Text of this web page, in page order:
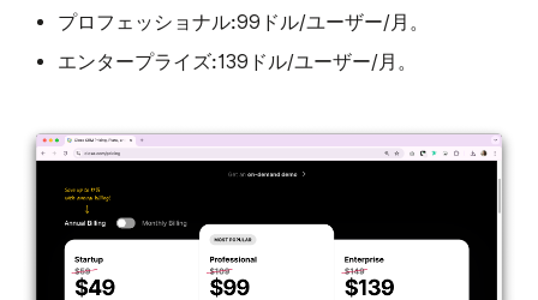
プロフェッショナル:99ドル/ユーザー/月。
エンタープライズ:139ドル/ユーザー/月。